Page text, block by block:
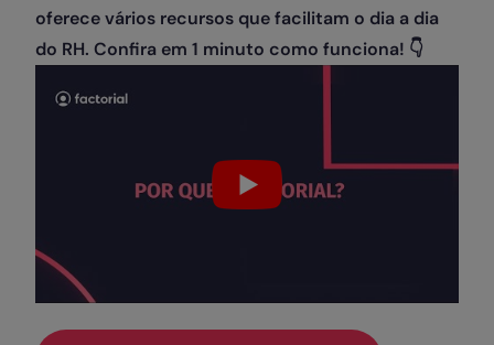
oferece vários recursos que facilitam o dia a dia
do RH. Confira em 1 minuto como funciona! 👇